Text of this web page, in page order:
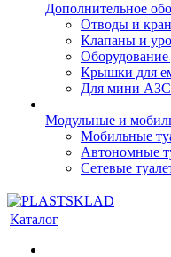
Дополнительное
Отводы и
Клапаны и
Оборудование
Крышки для
Для мини АЗС
Модульные и
Мобильные
Автономные
Сетевые
Каталог